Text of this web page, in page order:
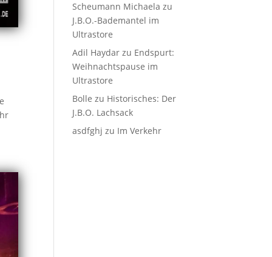
Scheumann Michaela zu
J.B.O.-Bademantel im
Ultrastore
Adil Haydar zu Endspurt:
Weihnachtspause im
Ultrastore
Bolle zu Historisches: Der
J.B.O. Lachsack
asdfghj zu Im Verkehr